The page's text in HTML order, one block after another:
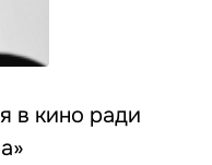
в кино ради